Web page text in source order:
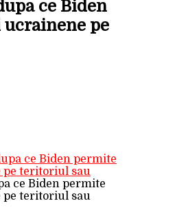
ce Biden
pe
ce Biden permite
pe teritoriul sau